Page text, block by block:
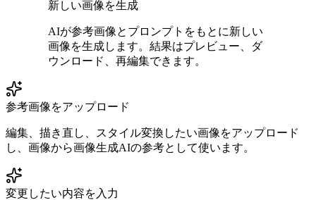
新しい画像を生成
AIが参考画像とプロンプトをもとに新しい
画像を生成します。結果はプレビュー、ダ
ウンロード、再編集できます。
参考画像をアップロード
編集、描き直し、スタイル変換したい画像をアップロード
し、画像から画像生成AIの参考として使います。
変更したい内容を入力